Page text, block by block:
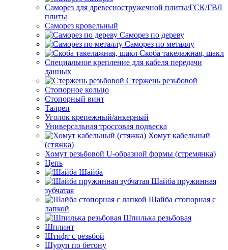
Саморез для древесностружечной плиты/ГСК/ГВЛ
плиты
Саморез кровельный
Саморез по дереву
Саморез по металлу
Скоба такелажная, шакл
Специальное крепление для кабеля передачи
данных
Стержень резьбовой
Стопорное кольцо
Стопорный винт
Талреп
Уголок крепежный/анкерный
Универсальная троссовая подвеска
Хомут кабельный
(стяжка)
Хомут резьбовой U-образной формы (стремянка)
Цепь
Шайба
Шайба пружинная
зубчатая
Шайба стопорная с
лапкой
Шпилька резьбовая
Шплинт
Штифт с резьбой
Шуруп по бетону